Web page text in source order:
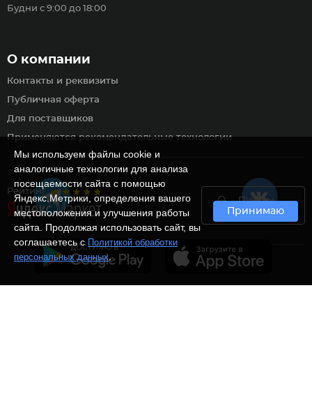
Рейтинг
Пункты
самовывоза
О компании
Контакты и реквизиты
Публичная оферта
Для поставщиков
Применяются рекомендательные технологии
Будни с 9:00 до 18:00
Мы используем файлы cookie и
аналогичные технологии для анализа
посещаемости сайта с помощью
Яндекс.Метрики, определения вашего
местоположения и улучшения работы
сайта. Продолжая использовать сайт, вы
соглашаетесь с Политикой обработки
персональных данных.
Принимаю